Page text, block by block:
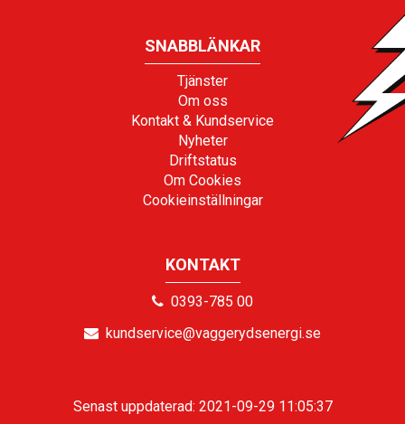
SNABBLÄNKAR
Tjänster
Om oss
Kontakt & Kundservice
Nyheter
Driftstatus
Om Cookies
Cookieinställningar
KONTAKT
0393-785 00
kundservice@vaggerydsenergi.se
Senast uppdaterad: 2021-09-29 11:05:37